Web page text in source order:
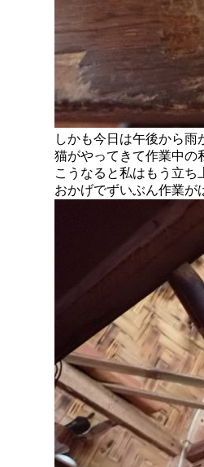
しかも今日は午後から雨
猫がやってきて作業中の
こうなると私はもう立ち
おかげでずいぶん作業が